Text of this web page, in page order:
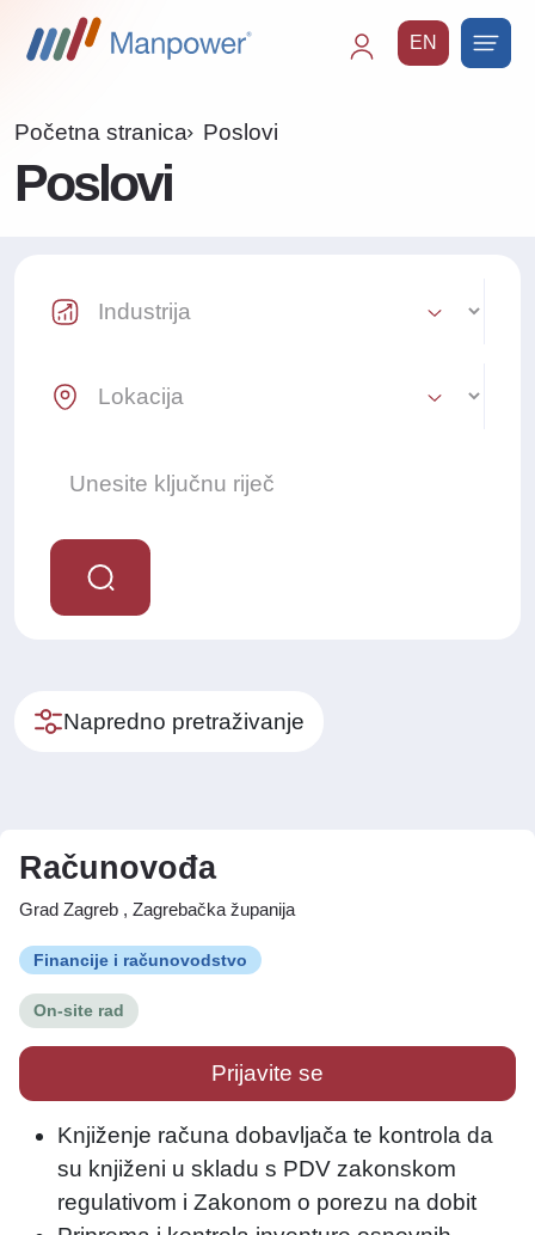
EN
Početna stranica Poslovi
Poslovi
Industry Select
Location Select
Napredno pretraživanje
Računovođa
Grad Zagreb , Zagrebačka županija
Financije i računovodstvo
On-site rad
Prijavite se
Knjiženje računa dobavljača te kontrola da
su knjiženi u skladu s PDV zakonskom
regulativom i Zakonom o porezu na dobit